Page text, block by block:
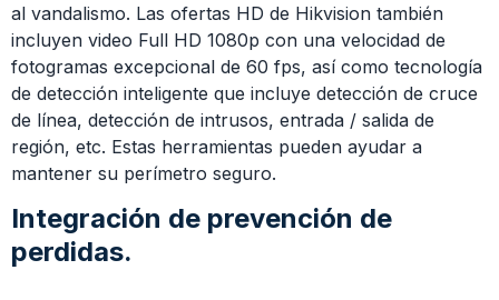
al vandalismo. Las ofertas HD de Hikvision también
incluyen video Full HD 1080p con una velocidad de
fotogramas excepcional de 60 fps, así como tecnología
de detección inteligente que incluye detección de cruce
de línea, detección de intrusos, entrada / salida de
región, etc. Estas herramientas pueden ayudar a
mantener su perímetro seguro.
Integración de prevención de
perdidas.